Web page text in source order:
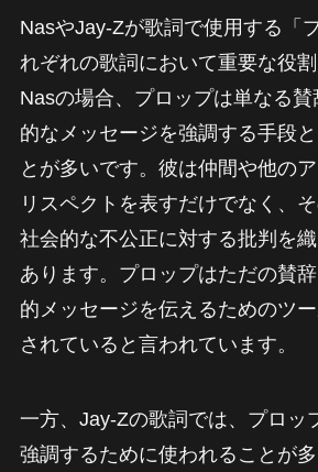
NasやJay-Zが歌詞で使用する「
れぞれの歌詞において重要な役割
Nasの場合、プロップは単なる
的なメッセージを強調する手段
とが多いです。彼は仲間や他の
リスペクトを表すだけでなく、
社会的な不公正に対する批判を
あります。プロップはただの賛
的メッセージを伝えるためのツ
されていると言われています。
一方、Jay-Zの歌詞では、プロッ
強調するために使われることが